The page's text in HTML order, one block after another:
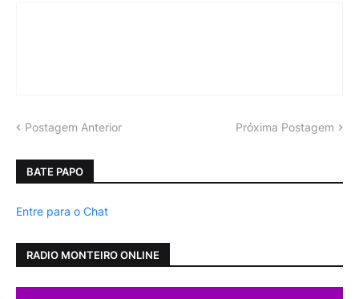
Postagem Anterior Próxima Postagem
BATE PAPO
Entre para o Chat
RADIO MONTEIRO ONLINE